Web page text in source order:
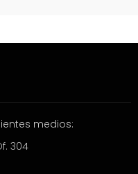
medios:
304